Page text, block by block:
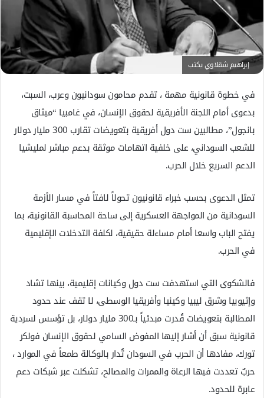
إ
ل
ك
ت
ر
و
ن
إبراهيم شقلاوي يكتب
في خطوة قانونية مهمة ، تقدم محامون سودانيون وعرب، السبت،
بدعوى أمام اللجنة الأفريقية لحقوق الإنسان، في غامبيا “ميثاق
بانجول”، مطالبين ست دول أفريقية بتعويضات تقارب 300 مليار دولار
للشعب السوداني، على خلفية اتهامات موثقة بدعم مباشر لمليشيا
الدعم السريع خلال الحرب.
تمثل الدعوى بحسب خبراء قانونيون تحولاً لافتاً في مسار الأزمة
السودانية من المواجهة العسكرية إلى ساحة المحاسبة القانونية، بما
يفتح الباب واسعا أمام مساءلة حقيقية، لكلفة التدخلات الإقليمية
في الحرب.
فالشكوى التي استهدفت ست دول وكيانات إقليمية، بينها تشاد
وإثيوبيا وشرق ليبيا وكينيا وأفريقيا الوسطى، لا تقف عند حدود
المطالبة بتعويضات قُدرت مبدئياً بـ300 مليار دولار، بل تؤسس لسردية
قانونية سبق أن أشار إليها المفوض السامي لحقوق الإنسان فولكر
تورك، مفادها أن الحرب في السودان تُدار بالوكالة طمعاً في الموارد ،
حربٌ تعددت فيها الرعاة والممرات والمصالح، تشكلت عبر شبكات دعم
عابرة للحدود.